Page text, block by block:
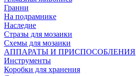
Гранни
На подрамнике
Наследие
Стразы для мозаики
Схемы для мозаики
АППАРАТЫ И ПРИСПОСОБЛЕНИЯ
Инструменты
Коробки для хранения